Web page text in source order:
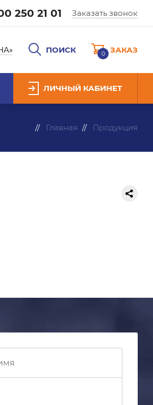
250 21 01 Заказать звонок
ПОИСК 0 ЗАКАЗ
ЛИЧНЫЙ КАБИНЕТ
Главная Продукция